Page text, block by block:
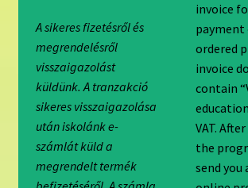
A sikeres fizetésről és
megrendelésről
visszaigazolást
küldünk. A tranzakció
sikeres visszaigazolása
után iskolánk e-
számlát küld a
megrendelt termék
invoice
payment
ordered
invoice
contain
VAT.
the
send you